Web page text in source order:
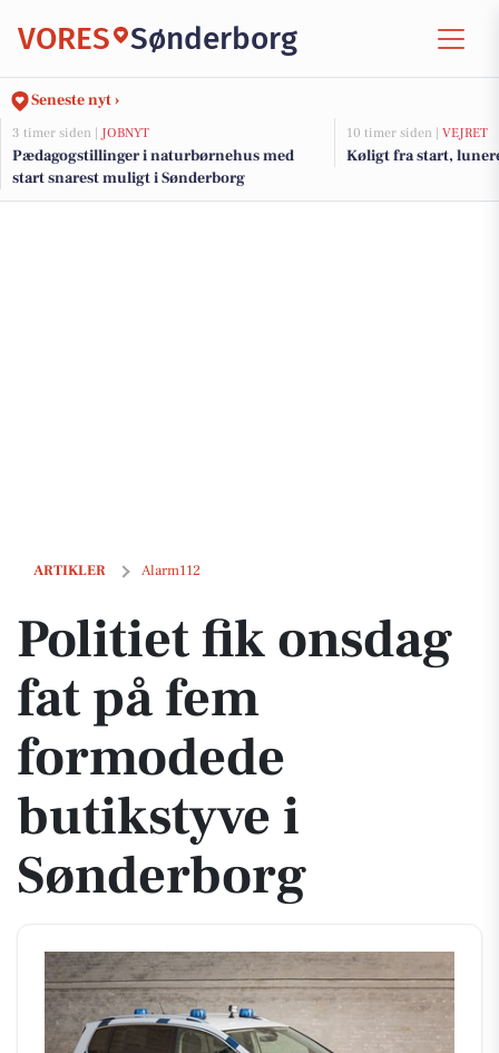
VORES Sønderborg
Seneste nyt ›
3 timer siden | JOBNYT
Pædagogstillinger i naturbørnehus med
start snarest muligt i Sønderborg
10 timer siden | VEJRET
Køligt fra start,
ARTIKLER Alarm112
Politiet fik onsdag fat på fem formodede butikstyve i Sønderborg
Politiet fik onsdag
fat på fem
formodede
butikstyve i
Sønderborg